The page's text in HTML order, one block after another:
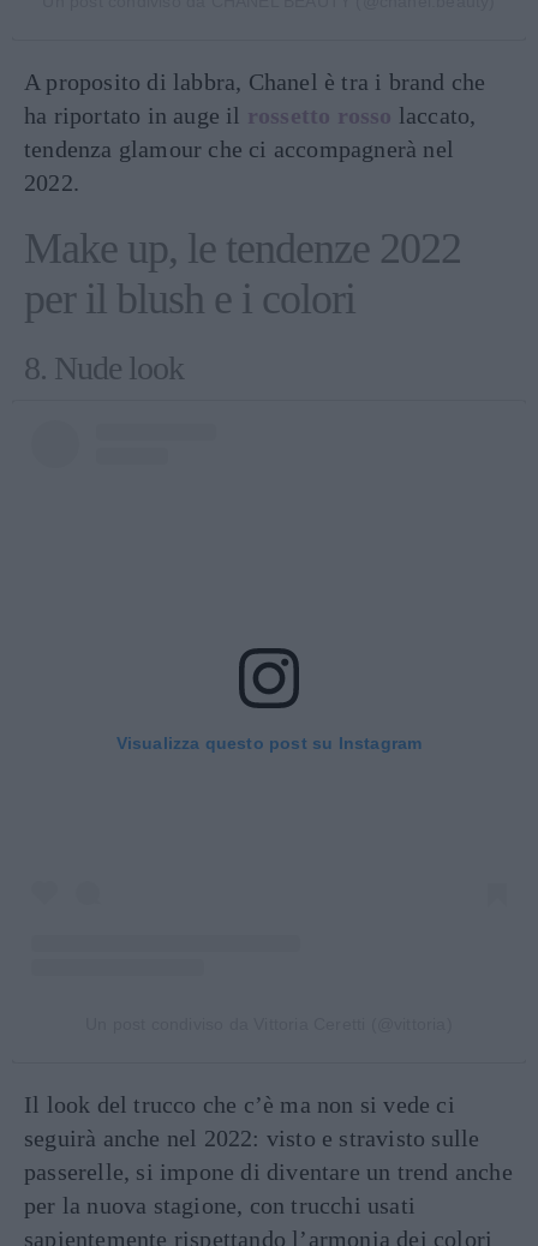
A proposito di labbra, Chanel è tra i brand che
ha riportato in auge il rossetto rosso laccato,
tendenza glamour che ci accompagnerà nel
2022.
Make up, le tendenze 2022
per il blush e i colori
8. Nude look
Visualizza questo post su Instagram
Il look del trucco che c’è ma non si vede ci
seguirà anche nel 2022: visto e stravisto sulle
passerelle, si impone di diventare un trend anche
per la nuova stagione, con trucchi usati
sapientemente rispettando l’armonia dei colori